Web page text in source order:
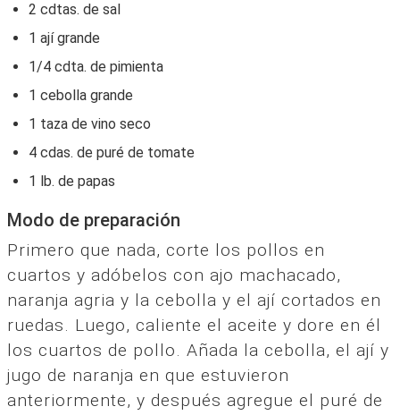
2 cdtas. de sal
1 ají grande
1/4 cdta. de pimienta
1 cebolla grande
1 taza de vino seco
4 cdas. de puré de tomate
1 lb. de papas
Modo de preparación
Primero que nada, corte los pollos en
cuartos y adóbelos con ajo machacado,
naranja agria y la cebolla y el ají cortados en
ruedas. Luego, caliente el aceite y dore en él
los cuartos de pollo. Añada la cebolla, el ají y
jugo de naranja en que estuvieron
anteriormente, y después agregue el puré de